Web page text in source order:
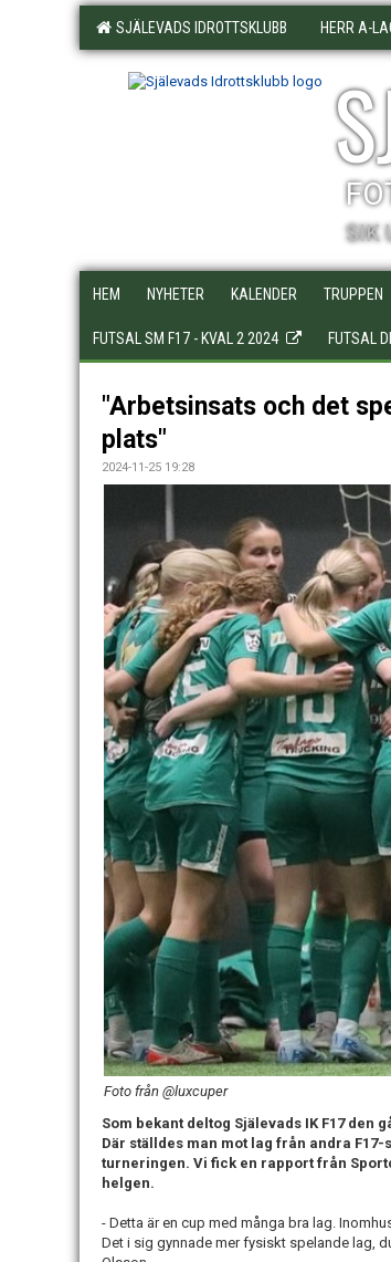
SJÄLEVADS IDROTTSKLUBB HERR A-
SIK
HEM NYHETER KALENDER TRUPPEN
FUTSAL SM F17 - KVAL 2 2024 FUTSAL
"Arbetsinsats och det
plats"
2024-11-25 19:28
Foto från @luxcuper
Som bekant deltog Själevads IK F17 den
Där ställdes man mot lag från andra
turneringen. Vi fick en rapport från
helgen.
- Detta är en cup med många bra lag.
Det i sig gynnade mer fysiskt spelande lag,